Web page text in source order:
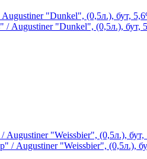
"Dunkel", (0,5л.), бут,
"Weissbier", (0,5л.), бут,